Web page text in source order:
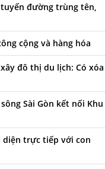
đường trùng tên,
cộng và hàng hóa
đô thị du lịch: Có xóa
Sài Gòn kết nối Khu
diện trực tiếp với con